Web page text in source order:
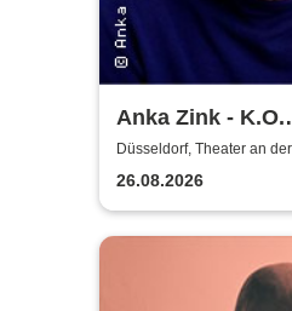
Anka Zink - K.O.
Komplimente
Düsseldorf, Theater an
26.08.2026